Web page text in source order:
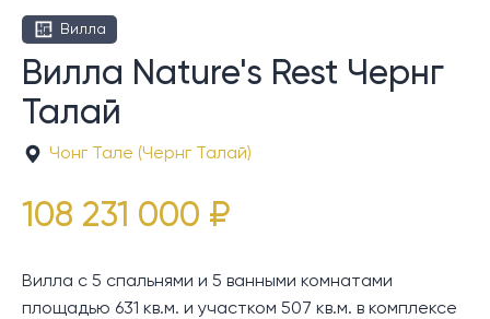
Вилла
Вилла Nature's Rest Чернг
Талай
Чонг Тале (Чернг Талай)
108 231 000 ₽
Вилла с 5 спальнями и 5 ванными комнатами
площадью 631 кв.м. и участком 507 кв.м. в комплексе